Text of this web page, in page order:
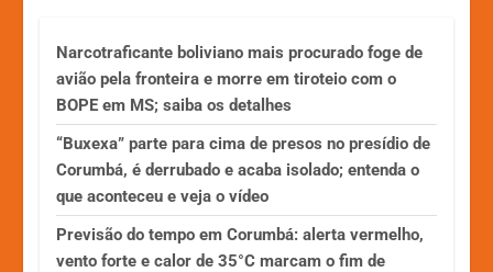
Narcotraficante boliviano mais procurado foge de
avião pela fronteira e morre em tiroteio com o
BOPE em MS; saiba os detalhes
“Buxexa” parte para cima de presos no presídio de
Corumbá, é derrubado e acaba isolado; entenda o
que aconteceu e veja o vídeo
Previsão do tempo em Corumbá: alerta vermelho,
vento forte e calor de 35°C marcam o fim de